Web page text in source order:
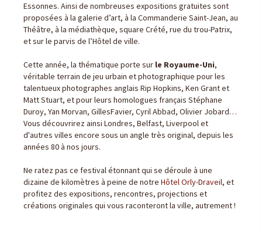
Essonnes. Ainsi de nombreuses expositions gratuites sont
proposées à la galerie d’art, à la Commanderie Saint-Jean, au
Théâtre, à la médiathèque, square Crété, rue du trou-Patrix,
et sur le parvis de l’Hôtel de ville.
Cette année, la thématique porte sur le Royaume-Uni,
véritable terrain de jeu urbain et photographique pour les
talentueux photographes anglais Rip Hopkins, Ken Grant et
Matt Stuart, et pour leurs homologues français Stéphane
Duroy, Yan Morvan, GillesFavier, Cyril Abbad, Olivier Jobard…
Vous découvrirez ainsi Londres, Belfast, Liverpool et
d'autres villes encore sous un angle très original, depuis les
années 80 à nos jours.
Ne ratez pas ce festival étonnant qui se déroule à une
dizaine de kilomètres à peine de notre Hôtel Orly-Draveil, et
profitez des expositions, rencontres, projections et
créations originales qui vous raconteront la ville, autrement !